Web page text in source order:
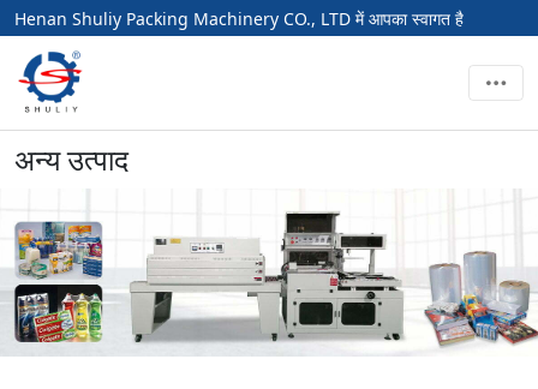
Henan Shuliy Packing Machinery CO., LTD में आपका स्वागत है
अन्य उत्पाद